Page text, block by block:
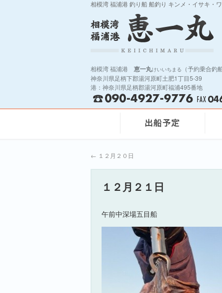
相模湾 福浦港 釣り船 船釣り キンメ・イサキ・
相模湾 福浦港 恵一丸けいいちまる
（予約乗合釣
神奈川県足柄下郡湯河原町土肥1丁目5-39
港：神奈川県足柄郡湯河原町福浦495番地
← １２月２０日
１２月２１日
午前中深場五目船